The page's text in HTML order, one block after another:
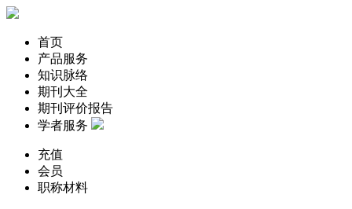
首页
产品服务
知识脉络
期刊大全
期刊评价报告
学者服务
充值
会员
职称材料